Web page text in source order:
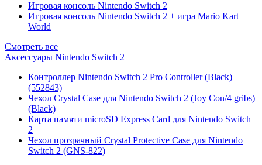
Игровая консоль Nintendo Switch 2
Игровая консоль Nintendo Switch 2 + игра Mario Kart
World
Смотреть все
Аксессуары Nintendo Switch 2
Контроллер Nintendo Switch 2 Pro Controller (Black)
(552843)
Чехол Сrystal Сase для Nintendo Switch 2 (Joy Con/4 gribs)
(Black)
Карта памяти microSD Express Card для Nintendo Switch
2
Чехол прозрачный Crystal Protective Case для Nintendo
Switch 2 (GNS-822)